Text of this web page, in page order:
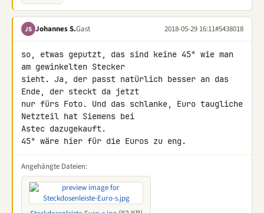
JS Johannes S.Gast 2018-05-29 16:11#5438018
so, etwas geputzt, das sind keine 45° wie man
am gewinkelten Stecker
sieht. Ja, der passt natürlich besser an das
Ende, der steckt da jetzt
nur fürs Foto. Und das schlanke, Euro taugliche
Netzteil hat Siemens bei
Astec dazugekauft.
45° wäre hier für die Euros zu eng.
Angehängte Dateien: